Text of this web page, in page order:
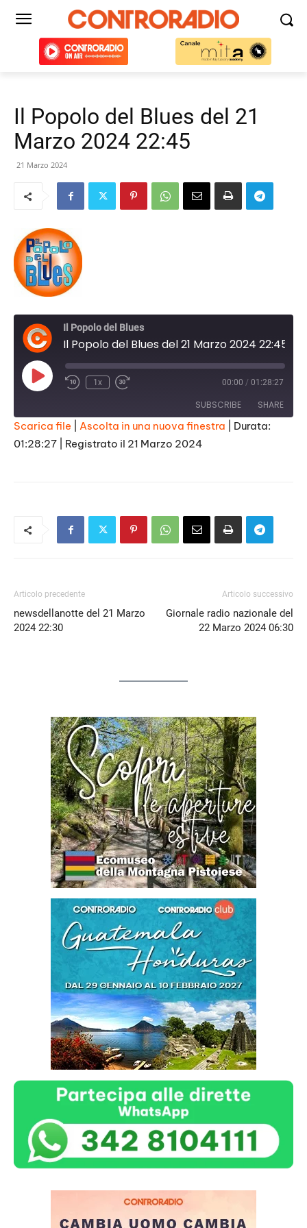
Il Popolo del Blues del 21
Marzo 2024 22:45
21 Marzo 2024
Il Popolo del Blues
Il Popolo del Blues del 21 Marzo 2024 22:45
Play
Episode
1x 00:00 / 01:28:27
SUBSCRIBE SHARE
SHARE
Scarica file Ascolta in una nuova finestra
Durata:
01:28:27
Registrato il 21 Marzo 2024
Articolo precedente
newsdellanotte del 21 Marzo
2024 22:30
Articolo successivo
Giornale radio nazionale del
22 Marzo 2024 06:30